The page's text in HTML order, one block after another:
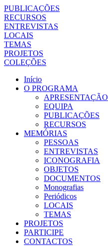
PUBLICAÇÕES
RECURSOS
ENTREVISTAS
LOCAIS
TEMAS
PROJETOS
COLEÇÕES
Início
O PROGRAMA
APRESENTAÇÃO
EQUIPA
PUBLICAÇÕES
RECURSOS
MEMÓRIAS
PESSOAS
ENTREVISTAS
ICONOGRAFIA
OBJETOS
DOCUMENTOS
Monografias
Periódicos
LOCAIS
TEMAS
PROJETOS
PARTICIPE
CONTACTOS